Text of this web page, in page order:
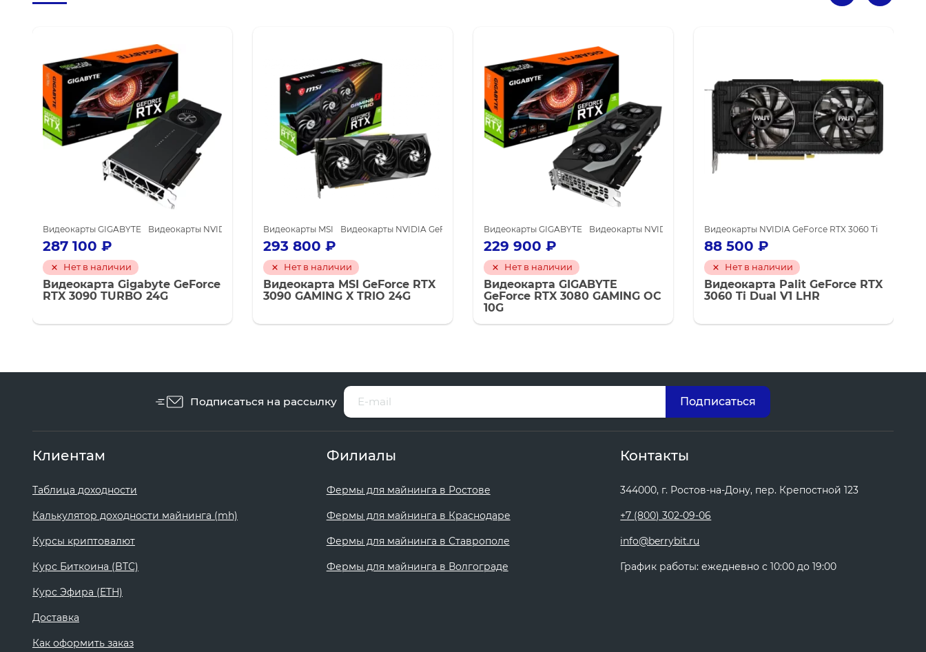
GeForce RTX 3080 Видеокарты NVIDIA для майнинга
Видеокарты GIGABYTE Видеокарты NVIDIA GeForce RTX 3090 Видеокарты NVIDIA для майнинга
287 100 ₽
Нет в наличии
Видеокарта Gigabyte GeForce
RTX 3090 TURBO 24G
Видеокарты MSI Видеокарты NVIDIA GeForce RTX 3090 Видеокарты NVIDIA для майнинга
293 800 ₽
Нет в наличии
Видеокарта MSI GeForce RTX
3090 GAMING X TRIO 24G
Видеокарты GIGABYTE Видеокарты NVIDIA GeForce RTX 3080 Видеокарты NVIDIA для майнинга
229 900 ₽
Нет в наличии
Видеокарта GIGABYTE
GeForce RTX 3080 GAMING OC
10G
Видеокарты NVIDIA GeForce RTX 3060 Ti
88 500 ₽
Нет в наличии
Видеокарта Palit GeForce RTX
3060 Ti Dual V1 LHR
Подписаться на рассылку
Клиентам
Таблица доходности
Калькулятор доходности майнинга (mh)
Курсы криптовалют
Курс Биткоина (BTC)
Курс Эфира (ETH)
Доставка
Как оформить заказ
Филиалы
Фермы для майнинга в Ростове
Фермы для майнинга в Краснодаре
Фермы для майнинга в Ставрополе
Фермы для майнинга в Волгограде
Контакты
344000, г. Ростов-на-Дону, пер. Крепостной 123
+7 (800) 302-09-06
info@berrybit.ru
График работы: ежедневно с 10:00 до 19:00